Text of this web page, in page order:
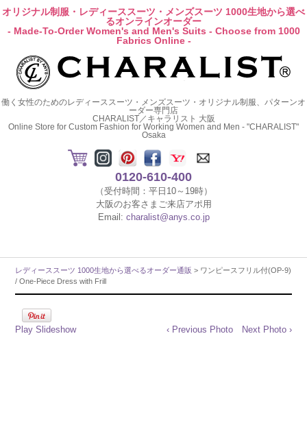
オリジナル制服・レディーススーツ・メンズスーツ 1000生地から選べ
るオンラインオーダー
- Made-To-Order Women's and Men's Suits - Choose from 1000
Fabrics Online -
働く女性のためのレディーススーツ・メンズスーツ・オリジナル制服、パターンオ
ーダー専門店
CHARALIST／キャラリスト 大阪
Online Store for Custom Fashion for Working Women and Men - "CHARALIST"
Osaka
0120-610-400
（受付時間：平日10～19時）
大阪のお客さまご来店アポ用
Email: charalist@anys.co.jp
レディーススーツ 1000生地から選べるオーダー通販 > ワンピースフリル付(OP-9)
/ One-Piece Dress with Frill
Play Slideshow ‹ Previous Photo Next Photo ›